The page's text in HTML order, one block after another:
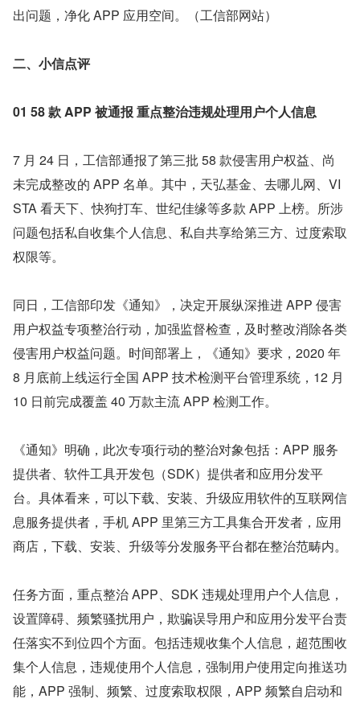
出问题，净化 APP 应用空间。（工信部网站）
二、小信点评
01 58 款 APP 被通报 重点整治违规处理用户个人信息
7 月 24 日，工信部通报了第三批 58 款侵害用户权益、尚
未完成整改的 APP 名单。其中，天弘基金、去哪儿网、VI
STA 看天下、快狗打车、世纪佳缘等多款 APP 上榜。所涉
问题包括私自收集个人信息、私自共享给第三方、过度索取
权限等。
同日，工信部印发《通知》，决定开展纵深推进 APP 侵害
用户权益专项整治行动，加强监督检查，及时整改消除各类
侵害用户权益问题。时间部署上，《通知》要求，2020 年
8 月底前上线运行全国 APP 技术检测平台管理系统，12 月
10 日前完成覆盖 40 万款主流 APP 检测工作。
《通知》明确，此次专项行动的整治对象包括：APP 服务
提供者、软件工具开发包（SDK）提供者和应用分发平
台。具体看来，可以下载、安装、升级应用软件的互联网信
息服务提供者，手机 APP 里第三方工具集合开发者，应用
商店，下载、安装、升级等分发服务平台都在整治范畴内。
任务方面，重点整治 APP、SDK 违规处理用户个人信息，
设置障碍、频繁骚扰用户，欺骗误导用户和应用分发平台责
任落实不到位四个方面。包括违规收集个人信息，超范围收
集个人信息，违规使用个人信息，强制用户使用定向推送功
能，APP 强制、频繁、过度索取权限，APP 频繁自启动和